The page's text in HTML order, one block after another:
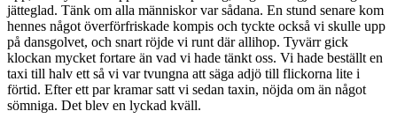
jätteglad. Tänk om alla människor var sådana. En stund senare kom
hennes något överförfriskade kompis och tyckte också vi skulle upp
på dansgolvet, och snart röjde vi runt där allihop. Tyvärr gick
klockan mycket fortare än vad vi hade tänkt oss. Vi hade beställt en
taxi till halv ett så vi var tvungna att säga adjö till flickorna lite i
förtid. Efter ett par kramar satt vi sedan taxin, nöjda om än något
sömniga. Det blev en lyckad kväll.